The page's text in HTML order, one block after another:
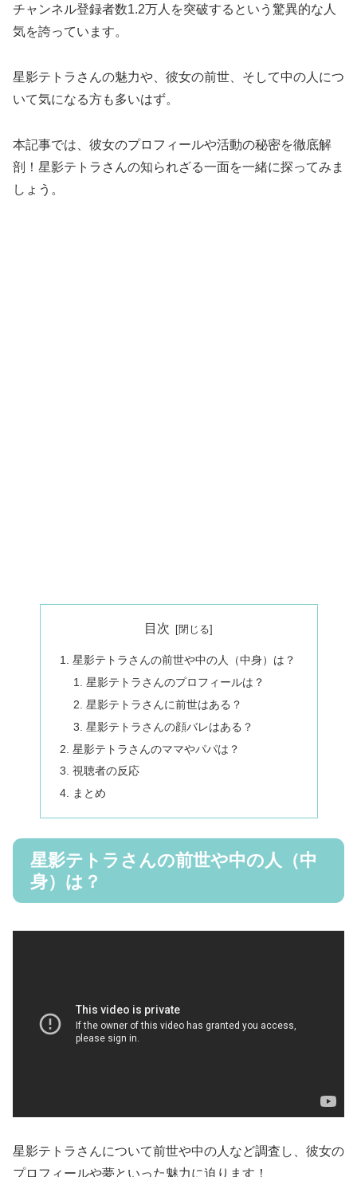
チャンネル登録者数1.2万人を突破するという驚異的な人
気を誇っています。
星影テトラさんの魅力や、彼女の前世、そして中の人につ
いて気になる方も多いはず。
本記事では、彼女のプロフィールや活動の秘密を徹底解
剖！星影テトラさんの知られざる一面を一緒に探ってみま
しょう。
目次
星影テトラさんの前世や中の人（中身）は？
星影テトラさんのプロフィールは？
星影テトラさんに前世はある？
星影テトラさんの顔バレはある？
星影テトラさんのママやパパは？
視聴者の反応
まとめ
星影テトラさんの前世や中の人（中
身）は？
星影テトラさんについて前世や中の人など調査し、彼女の
プロフィールや夢といった魅力に迫ります！